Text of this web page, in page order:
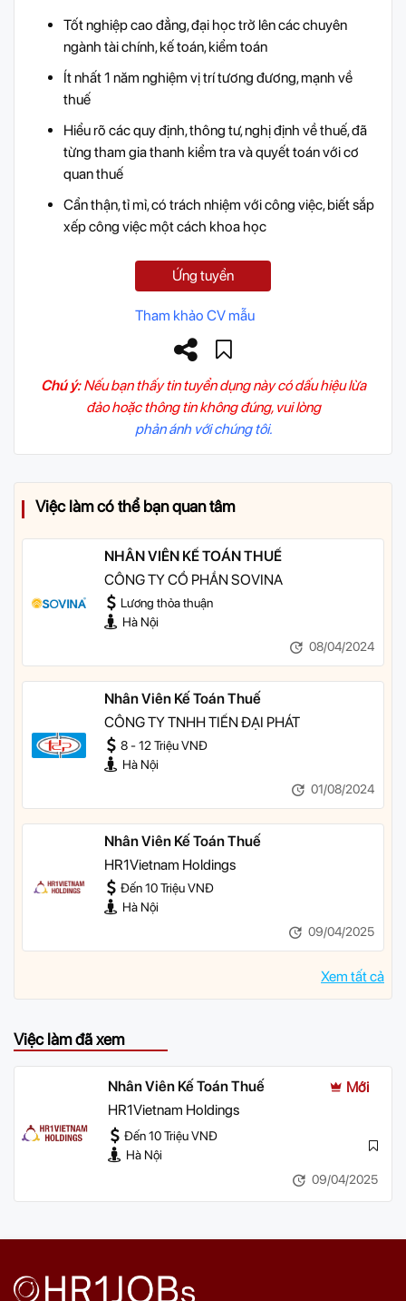
Tốt nghiệp cao đẳng, đại học trở lên các chuyên
ngành tài chính, kế toán, kiểm toán
Ít nhất 1 năm nghiệm vị trí tương đương, mạnh về
thuế
Hiểu rõ các quy định, thông tư, nghị định về thuế, đã
từng tham gia thanh kiểm tra và quyết toán với cơ
quan thuế
Cẩn thận, tỉ mỉ, có trách nhiệm với công việc, biết sắp
xếp công việc một cách khoa học
Ứng tuyển
Tham khảo CV mẫu
Chú ý:Nếu bạn thấy tin tuyển dụng này có dấu hiệu lừa
đảo hoặc thông tin không đúng, vui lòng
phản ánh với chúng tôi.
Việc làm có thể bạn quan tâm
NHÂN VIÊN KẾ TOÁN THUẾ
CÔNG TY CỔ PHẦN SOVINA
Lương thỏa thuận
Hà Nội
08/04/2024
Nhân Viên Kế Toán Thuế
CÔNG TY TNHH TIẾN ĐẠI PHÁT
8 - 12 Triệu VNĐ
Hà Nội
01/08/2024
Nhân Viên Kế Toán Thuế
HR1Vietnam Holdings
Đến 10 Triệu VNĐ
Hà Nội
09/04/2025
Xem tất cả
Việc làm đã xem
Nhân Viên Kế Toán Thuế
Mới
HR1Vietnam Holdings
Đến 10 Triệu VNĐ
Hà Nội
09/04/2025